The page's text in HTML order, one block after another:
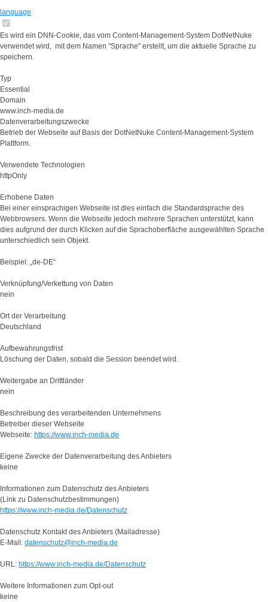
language
Es wird ein DNN-Cookie, das vom Content-Management-System DotNetNuke
verwendet wird, mit dem Namen "Sprache" erstellt, um die aktuelle Sprache zu
speichern.
Typ
Essential
Domain
www.inch-media.de
Datenverarbeitungszwecke
Betrieb der Webseite auf Basis der DotNetNuke Content-Management-System
Plattform.
Verwendete Technologien
httpOnly
Erhobene Daten
Bei einer einsprachigen Webseite ist dies einfach die Standardsprache des
Webbrowsers. Wenn die Webseite jedoch mehrere Sprachen unterstützt, kann
dies aufgrund der durch Klicken auf die Sprachoberfläche ausgewählten Sprache
unterschiedlich sein Objekt.
Beispiel: „de-DE“
Verknüpfung/Verkettung von Daten
nein
Ort der Verarbeitung
Deutschland
Aufbewahrungsfrist
Löschung der Daten, sobald die Session beendet wird.
Weitergabe an Drittländer
nein
Beschreibung des verarbeitenden Unternehmens
Betreiber dieser Webseite
Webseite: https://www.inch-media.de
Eigene Zwecke der Datenverarbeitung des Anbieters
keine
Informationen zum Datenschutz des Anbieters
(Link zu Datenschutzbestimmungen)
https://www.inch-media.de/Datenschutz
Datenschutz Kontakt des Anbieters (Mailadresse)
E-Mail: datenschutz@inch-media.de
URL: https://www.inch-media.de/Datenschutz
Weitere Informationen zum Opt-out
keine